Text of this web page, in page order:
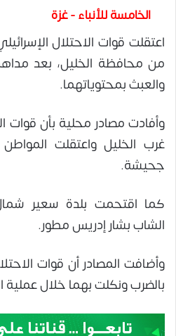
الخامسة للأنباء - غزة
اعتقلت قوات الاحتلال
من محافظة الخليل، بعد
والعبث بمحتوياتهما.
وأفادت مصادر محلية بأن قوات
غرب الخليل واعتقلت
جحيشة.
كما اقتحمت بلدة سعير
الشاب بشار إدريس مطور.
وأضافت المصادر أن قوات
بالضرب ونكلت بهما خلال عملية